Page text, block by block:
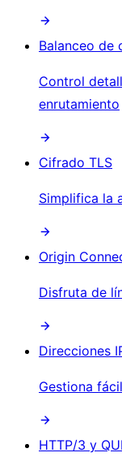
Balanceo de
Control
enrutamiento
Cifrado TLS
Simplifica la
Origin
Disfruta de
Direcciones
Gestiona
HTTP/3 y